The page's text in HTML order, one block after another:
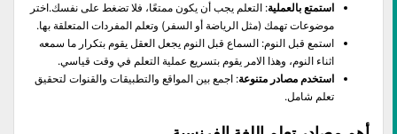
استمتع بالعملية: التعلم يجب أن يكون ممتعًا، فلا تضغط على نفسك.اختر
موضوعات تهمك (مثل الرياضة أو السفر) وتعلم المفردات المتعلقة بها.
استمع قبل النوم: السماع قبل النوم يجعل العقل يقوم بتكرار ما سمعه
اثناء النوم، وهذا الامر يقوم بتسريع عملية التعلم في وقت قياسي.
استخدم مصادر متنوعة: اجمع بين المواقع والتطبيقات والقنوات لتحقيق
تعلم شامل.